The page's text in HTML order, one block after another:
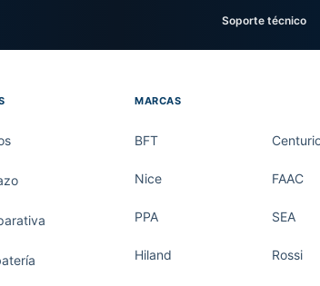
Soporte técnico
MARCAS
BFT
Nice FAAC
PPA SEA
Hiland Rossi